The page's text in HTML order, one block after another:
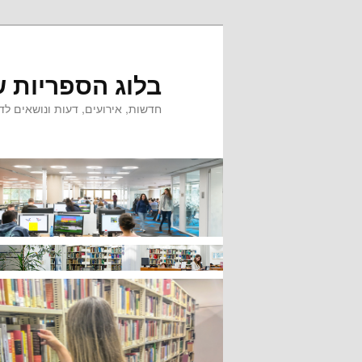
בלוג
חדשות, אירועים, דעות ונושאים